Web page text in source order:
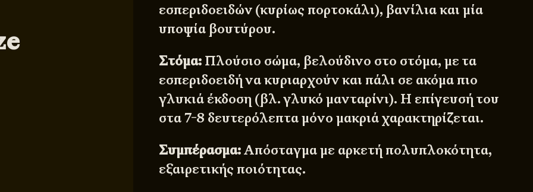
εσπεριδοειδών (κυρίως πορτοκάλι), βανίλια και μία
υποψία βουτύρου.
Στόμα: Πλούσιο σώμα, βελούδινο στο στόμα, με τα
εσπεριδοειδή να κυριαρχούν και πάλι σε ακόμα πιο
γλυκιά έκδοση (βλ. γλυκό μανταρίνι). Η επίγευσή του
στα 7-8 δευτερόλεπτα μόνο μακριά χαρακτηρίζεται.
Συμπέρασμα:Απόσταγμα με αρκετή πολυπλοκότητα,
εξαιρετικής ποιότητας.